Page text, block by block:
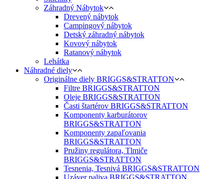
Záhradný Nábytok
Drevený nábytok
Campingový nábytok
Detský záhradný nábytok
Kovový nábytok
Ratanový nábytok
Lehátka
Náhradné diely
Originálne diely BRIGGS&STRATTON
Filtre BRIGGS&STRATTON
Oleje BRIGGS&STRATTON
Časti štartérov BRIGGS&STRATTON
Komponenty karburátorov
BRIGGS&STRATTON
Komponenty zapaľovania
BRIGGS&STRATTON
Pružiny regulátora, Tlmiče
BRIGGS&STRATTON
Tesnenia, Tesnivá BRIGGS&STRATTON